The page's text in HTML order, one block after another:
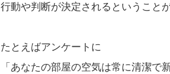
行動や判断が決定されるということ
たとえばアンケートに
「あなたの部屋の空気は常に清潔で